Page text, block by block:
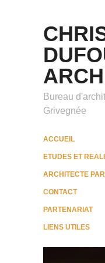
Bureau
Grivegnée
ACCUEIL
ETUDES ET
ARCHITECTE
CONTACT
PARTENARIAT
LIENS UTILES